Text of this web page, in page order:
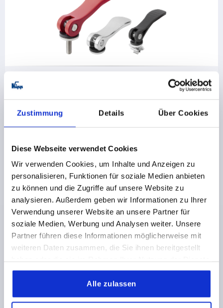
Zustimmung Details Über Cookies
Diese Webseite verwendet Cookies
Wir verwenden Cookies, um Inhalte und Anzeigen zu
personalisieren, Funktionen für soziale Medien anbieten
zu können und die Zugriffe auf unsere Website zu
analysieren. Außerdem geben wir Informationen zu Ihrer
Verwendung unserer Website an unsere Partner für
soziale Medien, Werbung und Analysen weiter. Unsere
Partner führen diese Informationen möglicherweise mit
weiteren Daten zusammen, die Sie ihnen bereitgestellt
gesammelt haben.
Alle zulassen
Exzenterhebel
Andere Kunden kauften auch
K1510